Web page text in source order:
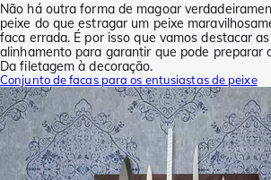
Não há outra forma de magoar
peixe do que estragar um peixe
faca errada. É por isso que vamos destacar
alinhamento para garantir que pode preparar
Da filetagem à decoração.
Conjunto de facas para os entusiastas de peixe